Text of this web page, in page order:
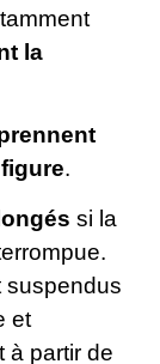
la
.
si la
suspendus
et
à partir de